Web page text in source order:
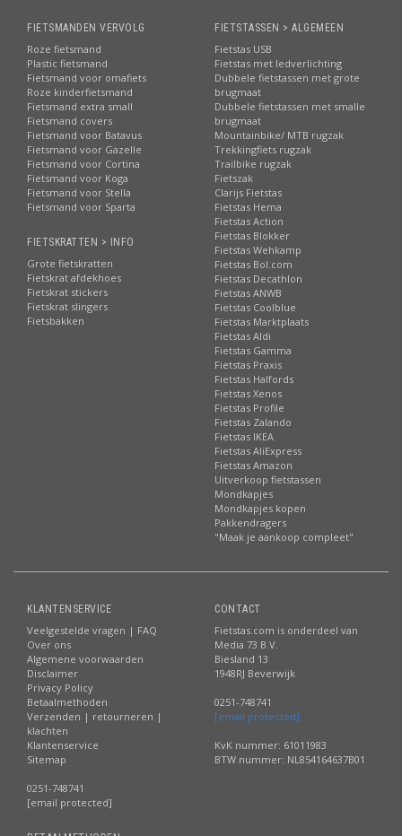
FIETSMANDEN VERVOLG
Roze fietsmand
Plastic fietsmand
Fietsmand voor omafiets
Roze kinderfietsmand
Fietsmand extra small
Fietsmand covers
Fietsmand voor Batavus
Fietsmand voor Gazelle
Fietsmand voor Cortina
Fietsmand voor Koga
Fietsmand voor Stella
Fietsmand voor Sparta
FIETSKRATTEN > INFO
Grote fietskratten
Fietskrat afdekhoes
Fietskrat stickers
Fietskrat slingers
Fietsbakken
FIETSTASSEN > ALGEMEEN
Fietstas USB
Fietstas met ledverlichting
Dubbele fietstassen met grote
brugmaat
Dubbele fietstassen met smalle
brugmaat
Mountainbike/ MTB rugzak
Trekkingfiets rugzak
Trailbike rugzak
Fietszak
Clarijs Fietstas
Fietstas Hema
Fietstas Action
Fietstas Blokker
Fietstas Wehkamp
Fietstas Bol.com
Fietstas Decathlon
Fietstas ANWB
Fietstas Coolblue
Fietstas Marktplaats
Fietstas Aldi
Fietstas Gamma
Fietstas Praxis
Fietstas Halfords
Fietstas Xenos
Fietstas Profile
Fietstas Zalando
Fietstas IKEA
Fietstas AliExpress
Fietstas Amazon
Uitverkoop fietstassen
Mondkapjes
Mondkapjes kopen
Pakkendragers
"Maak je aankoop compleet"
KLANTENSERVICE
Veelgestelde vragen | FAQ
Over ons
Algemene voorwaarden
Disclaimer
Privacy Policy
Betaalmethoden
Verzenden | retourneren |
klachten
Klantenservice
Sitemap
0251-748741
[email protected]
CONTACT
Fietstas.com is onderdeel van
Media 73 B.V.
Biesland 13
1948RJ Beverwijk
0251-748741
[email protected]
KvK nummer: 61011983
BTW nummer: NL854164637B01